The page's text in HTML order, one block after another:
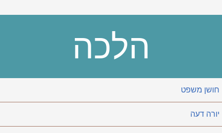
הלכה
חושן משפט
יורה דעה